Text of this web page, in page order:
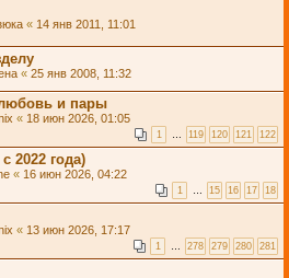
« 14 янв 2011, 11:01
« 25 янв 2008, 11:32
и пары
« 18 июн 2026, 01:05
1 … 119 120 121 122
2022 года)
« 16 июн 2026, 04:22
1 … 15 16 17 18
« 13 июн 2026, 17:17
1 … 278 279 280 281